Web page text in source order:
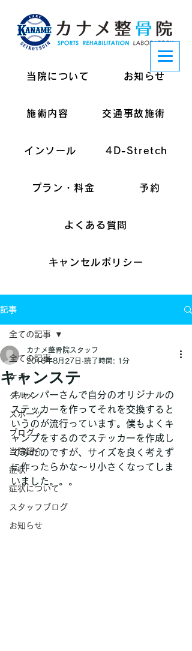
当院について お知らせ
施術内容 交通事故施術
インソール 4D-Stretch
プラン・料金 予約
よくある質問
キャンセルポリシー
記事
全ての記事
ケガ
グルメ
スポーツ
ブログ
当院紹介
症状
症状について
スタッフブログ
お知らせ
全ての記事
キャンステ
カナメ整骨院スタッフ
2016年8月27日 読了時間: 1分
キャンパーさんで自分のオリジナルの
ステッカーを作ってそれを交換すると
いうのが流行っています。僕もよくキ
ャンプをするのでステッカーを作成し
てみたのですが、サイズを良く考えず
に作ったらかな〜り小さくなってしま
いました。。。